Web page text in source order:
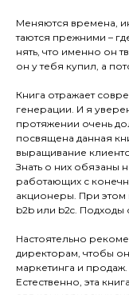
Ме­ня­ют­ся вре­мена,
та­ют­ся преж­ни­ми –
нять, что имен­но он
он у те­бя ку­пил, а
Кни­га от­ра­жа­ет
гене­рации. И я
про­тяже­нии очень
посвящена данная
выращивание
Знать о них обязаны
работающих с
акционеры. При этом
b2b или b2c. Подходы
Настоятельно
директорам, чтобы
маркетинга и продаж.
Естественно, эта